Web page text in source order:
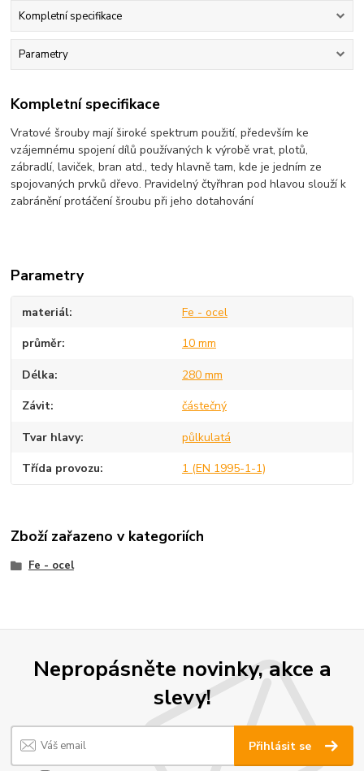
Kompletní specifikace
Parametry
Kompletní specifikace
Vratové šrouby mají široké spektrum použití, především ke
vzájemnému spojení dílů používaných k výrobě vrat, plotů,
zábradlí, laviček, bran atd., tedy hlavně tam, kde je jedním ze
spojovaných prvků dřevo. Pravidelný čtyřhran pod hlavou slouží k
zabránění protáčení šroubu při jeho dotahování
Parametry
materiál Fe - ocel
průměr 10 mm
Délka 280 mm
Závit částečný
Tvar hlavy půlkulatá
Třída provozu 1 (EN 1995-1-1)
Zboží zařazeno v kategoriích
Fe - ocel
Nepropásněte novinky, akce a
slevy!
Přihlásit se